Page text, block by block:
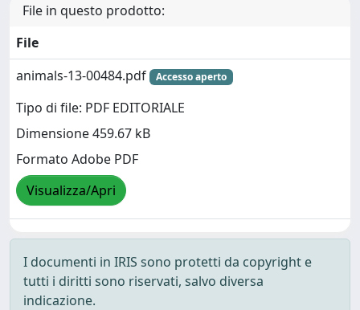
File in questo prodotto:
File
animals-13-00484.pdf
Accesso aperto
Tipo di file: PDF EDITORIALE
Dimensione 459.67 kB
Formato Adobe PDF
Visualizza/Apri
I documenti in IRIS sono protetti da copyright e
tutti i diritti sono riservati, salvo diversa
indicazione.